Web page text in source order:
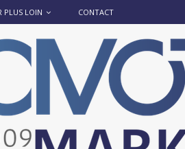
PLUS LOIN CONTACT